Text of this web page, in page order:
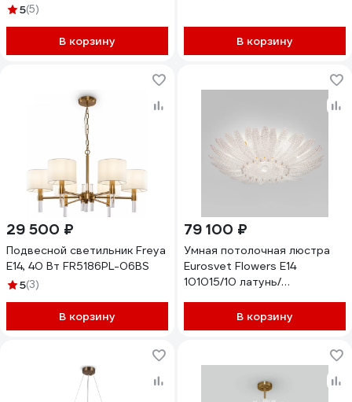
5(5)
В корзину В корзину
29 500 ₽
Подвесной светильник Freya
E14, 40 Вт FR5186PL-06BS
5(3)
В корзину
79 100 ₽
Умная потолочная люстра
Eurosvet Flowers E14
101015/10 латунь/
В корзину